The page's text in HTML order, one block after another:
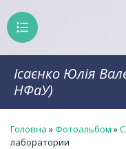
Ісаєнко Юлія
НФаУ)
Головна »Фотоальбом »
лаборатории